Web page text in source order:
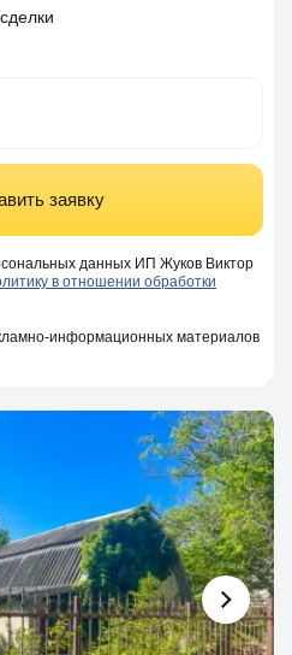
заявку
данных ИП Жуков Виктор
в отношении обработки
информационных материалов